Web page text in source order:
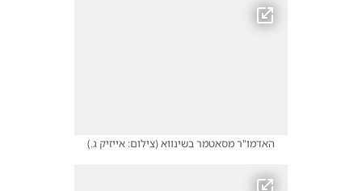
האדמו"ר מסאטמר בשינווא(צילום: אייזיק ג.)